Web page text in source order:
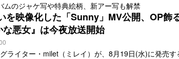
アー〉へとスケールアップ。前作に続き土屋太鳳はア
友人を失った主人公・輪花（りん… <a class="more-
2026/08/90113/"></a>
ムのジャケ写や特典絵柄、新アー写も解禁
を映像化した「Sunny」MV公開、OP飾
な悪女』は今夜放送開始
ライター・milet（ミレイ）が、8月19日(水)に発売